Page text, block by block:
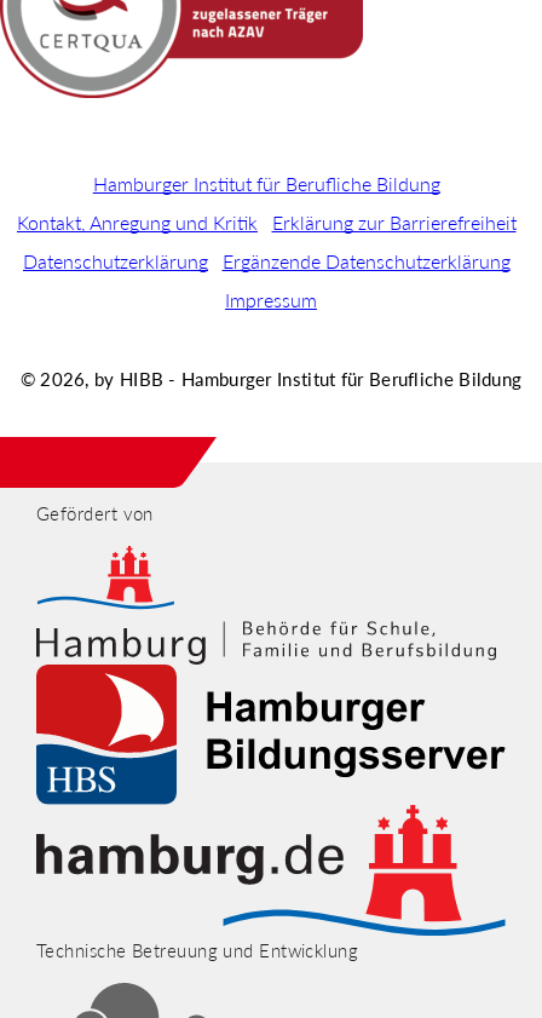
Hamburger Institut für Berufliche Bildung
Kontakt, Anregung und Kritik
Erklärung zur Barrierefreiheit
Datenschutzerklärung
Ergänzende Datenschutzerklärung
Impressum
© 2026, by HIBB - Hamburger Institut für Berufliche Bildung
Gefördert von
Technische Betreuung und Entwicklung